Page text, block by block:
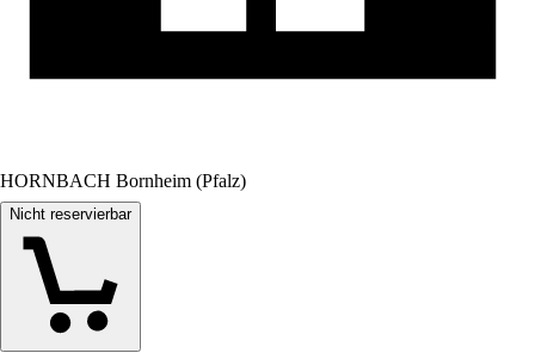
HORNBACH Bornheim (Pfalz)
Nicht reservierbar